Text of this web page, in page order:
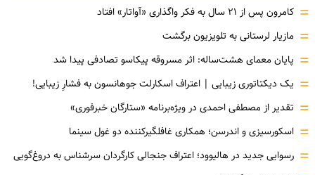
= کامرون پس از ۲۱ سال به فکر واگذاری «آواتار» افتاد
= مازیار لرستانی به تلویزیون برگشت
= پایان معمای هشت‌ساله: اثر مسروقه پیکاسو تصادفی پیدا شد
= یک دیکتاتوری زیبایی | اعتراف اسکارلت جوهانسون به فشارِ زیبایی!
= تقدیر از مصطفی احمدی در ویژه‌برنامه «ستارگان خبرفوری»
= اسکورسیزی و اندرسن؛ همکاری غافلگیرکننده دو غول سینما
= رسوایی جدید در هالیوود؛ اعتراف جنجالی کارگردان سرشناس به دروغ‌گویی